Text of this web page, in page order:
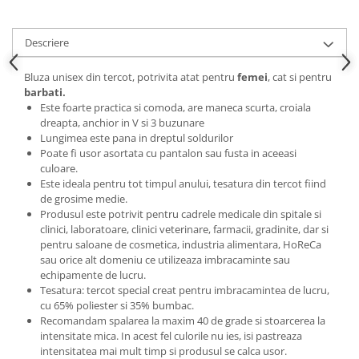
Descriere
Bluza unisex din tercot, potrivita atat pentru femei, cat si pentru
barbati.
Este foarte practica si comoda, are maneca scurta, croiala
dreapta, anchior in V si 3 buzunare
Lungimea este pana in dreptul soldurilor
Poate fi usor asortata cu pantalon sau fusta in aceeasi
culoare.
Este ideala pentru tot timpul anului, tesatura din tercot fiind
de grosime medie.
Produsul este potrivit pentru cadrele medicale din spitale si
clinici, laboratoare, clinici veterinare, farmacii, gradinite, dar si
pentru saloane de cosmetica, industria alimentara, HoReCa
sau orice alt domeniu ce utilizeaza imbracaminte sau
echipamente de lucru.
Tesatura: tercot special creat pentru imbracamintea de lucru,
cu 65% poliester si 35% bumbac.
Recomandam spalarea la maxim 40 de grade si stoarcerea la
intensitate mica. In acest fel culorile nu ies, isi pastreaza
intensitatea mai mult timp si produsul se calca usor.